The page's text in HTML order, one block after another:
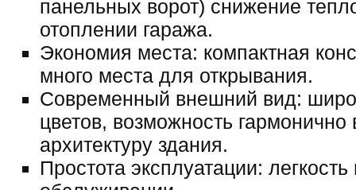
панельных ворот) снижение
отоплении гаража.
Экономия места: компактная
много места для открывания.
Современный внешний вид:
цветов, возможность гармонично
архитектуру здания.
Простота эксплуатации: